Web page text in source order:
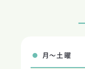
月～土曜